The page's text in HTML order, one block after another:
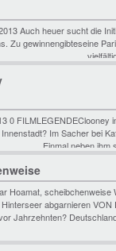
Auch heuer sucht die
Zu gewinnengibteseine
0
Im Sacher bei
Einmal neben
Hoamat,
abgarnieren
Jahrzehnten?